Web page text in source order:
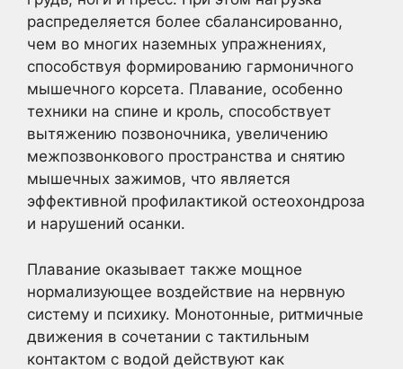
распределяется более сбалансированно,
чем во многих наземных упражнениях,
способствуя формированию гармоничного
мышечного корсета. Плавание, особенно
техники на спине и кроль, способствует
вытяжению позвоночника, увеличению
межпозвонкового пространства и снятию
мышечных зажимов, что является
эффективной профилактикой остеохондроза
и нарушений осанки.
Плавание оказывает также мощное
нормализующее воздействие на нервную
систему и психику. Монотонные, ритмичные
движения в сочетании с тактильным
контактом с водой действуют как